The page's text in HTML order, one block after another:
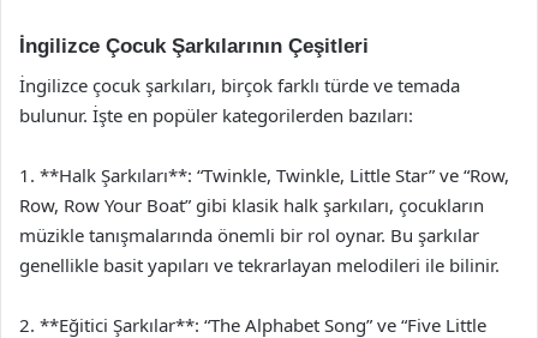
İngilizce Çocuk Şarkılarının Çeşitleri
İngilizce çocuk şarkıları, birçok farklı türde ve temada
bulunur. İşte en popüler kategorilerden bazıları:
1. **Halk Şarkıları**: “Twinkle, Twinkle, Little Star” ve “Row,
Row, Row Your Boat” gibi klasik halk şarkıları, çocukların
müzikle tanışmalarında önemli bir rol oynar. Bu şarkılar
genellikle basit yapıları ve tekrarlayan melodileri ile bilinir.
2. **Eğitici Şarkılar**: “The Alphabet Song” ve “Five Little